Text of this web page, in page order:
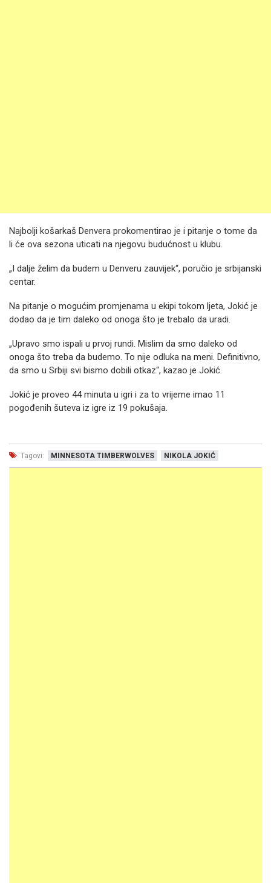
Najbolji košarkaš Denvera prokomentirao je i pitanje o tome da
li će ova sezona uticati na njegovu budućnost u klubu.
„I dalje želim da budem u Denveru zauvijek“, poručio je srbijanski
centar.
Na pitanje o mogućim promjenama u ekipi tokom ljeta, Jokić je
dodao da je tim daleko od onoga što je trebalo da uradi.
„Upravo smo ispali u prvoj rundi. Mislim da smo daleko od
onoga što treba da budemo. To nije odluka na meni. Definitivno,
da smo u Srbiji svi bismo dobili otkaz“, kazao je Jokić.
Jokić je proveo 44 minuta u igri i za to vrijeme imao 11
pogođenih šuteva iz igre iz 19 pokušaja.
Tagovi: MINNESOTA TIMBERWOLVES NIKOLA JOKIĆ